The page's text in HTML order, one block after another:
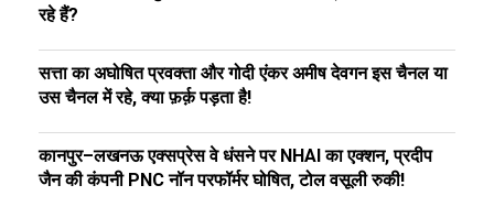
रहे हैं?
सत्ता का अघोषित प्रवक्ता और गोदी एंकर अमीष देवगन इस चैनल या
उस चैनल में रहे, क्या फ़र्क़ पड़ता है!
कानपुर–लखनऊ एक्सप्रेस वे धंसने पर NHAI का एक्शन, प्रदीप
जैन की कंपनी PNC नॉन परफॉर्मर घोषित, टोल वसूली रुकी!